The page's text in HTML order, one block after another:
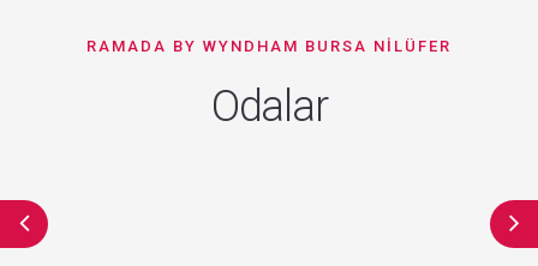
RAMADA BY WYNDHAM BURSA NILÜFER
Odalar